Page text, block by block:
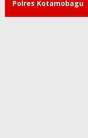
Polres Kotamobagu